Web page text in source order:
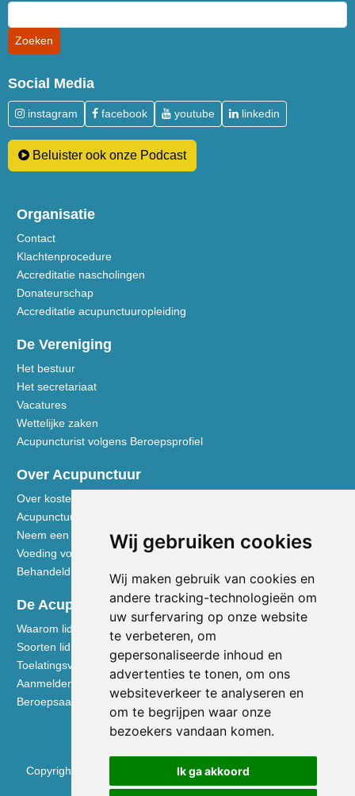
Wij gebruiken cookies
Wij maken gebruik van cookies en
andere tracking-technologieën om
uw surfervaring op onze website
te verbeteren, om
gepersonaliseerde inhoud en
advertenties te tonen, om ons
websiteverkeer te analyseren en
om te begrijpen waar onze
bezoekers vandaan komen.
Ik ga akkoord
Social Media
instagram facebook youtube linkedin
Beluister ook onze Podcast
Organisatie
Contact
Klachtenprocedure
Accreditatie nascholingen
Donateurschap
Accreditatie acupunctuuropleiding
De Vereniging
Het bestuur
Het secretariaat
Vacatures
Wettelijke zaken
Acupuncturist volgens Beroepsprofiel
Over Acupunctuur
Over kosten en vergoedingen
Acupunctuur toegelicht
Neem een kijkje in de praktijk
Voeding volgens de Vijf Elementen
Behandeldisciplines - TCG
De Acupuncturist
Waarom lid worden van de NVA
Soorten lidmaatschap NVA
Toelatingsvoorwaarden
Aanmelden voor lidmaatschap
Beroepsaansprakelijkheidsverzekering
Copyright © 2026 Nederlandse Vereniging voor Acupunctuur